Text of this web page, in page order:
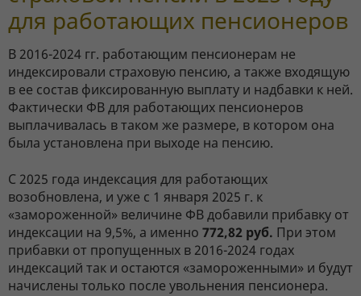
для работающих пенсионеров
В 2016-2024 гг. работающим пенсионерам не
индексировали страховую пенсию, а также входящую
в ее состав фиксированную выплату и надбавки к ней.
Фактически ФВ для работающих пенсионеров
выплачивалась в таком же размере, в котором она
была установлена при выходе на пенсию.
С 2025 года индексация для работающих
возобновлена, и уже с 1 января 2025 г. к
«замороженной» величине ФВ добавили прибавку от
индексации на 9,5%, а именно 772,82 руб. При этом
прибавки от пропущенных в 2016-2024 годах
индексаций так и остаются «замороженными» и будут
начислены только после увольнения пенсионера.